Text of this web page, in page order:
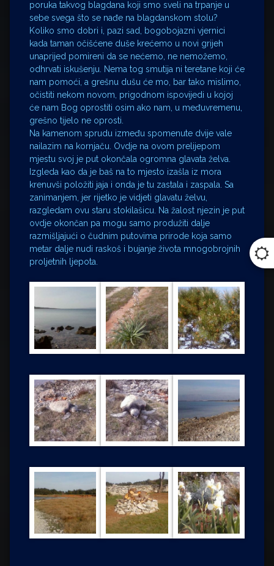
poruka takvog blagdana koji smo sveli na trpanje u
sebe svega što se nađe na blagdanskom stolu?
Koliko smo dobri i, pazi sad, bogobojazni vjernici
kada taman očišćene duše krećemo u novi grijeh
unaprijed pomireni da se nećemo, ne nemožemo,
odhrvati iskušenju. Nema tog smutija ni teretane koji će
nam pomoći, a grešnu dušu će mo, bar tako mislimo,
očistiti nekom novom, prigodnom ispovijedi u kojoj
će nam Bog oprostiti osim ako nam, u međuvremenu,
grešno tijelo ne oprosti.
Na kamenom sprudu između spomenute dvije vale
nailazim na kornjaču. Ovdje na ovom prelijepom
mjestu svoj je put okončala ogromna glavata želva.
Izgleda kao da je baš na to mjesto izašla iz mora
krenuvši položiti jaja i onda je tu zastala i zaspala. Sa
zanimanjem, jer rijetko je vidjeti glavatu želvu,
razgledam ovu staru stokilašicu. Na žalost njezin je put
ovdje okončan pa mogu samo produžiti dalje
razmišljajući o čudnim putovima prirode koja samo
metar dalje nudi raskoš i bujanje života mnogobrojnih
proljetnih ljepota.